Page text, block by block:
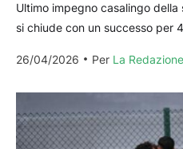
Ultimo impegno casalingo
si chiude con un successo per
26/04/2026
Per La Redazione